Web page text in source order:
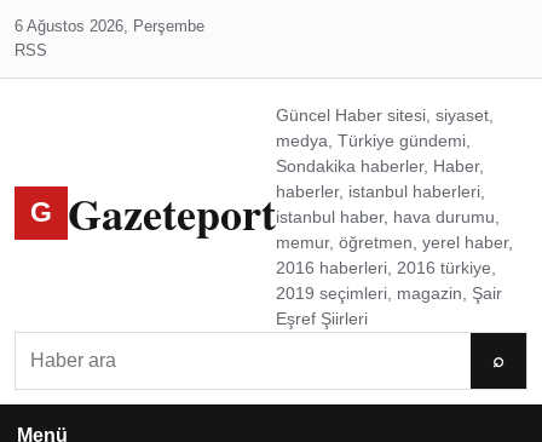
6 Ağustos 2026, Perşembe
RSS
G Gazeteport
Güncel Haber sitesi, siyaset,
medya, Türkiye gündemi,
Sondakika haberler, Haber,
haberler, istanbul haberleri,
istanbul haber, hava durumu,
memur, öğretmen, yerel haber,
2016 haberleri, 2016 türkiye,
2019 seçimleri, magazin, Şair
Eşref Şiirleri
⌕
Menü